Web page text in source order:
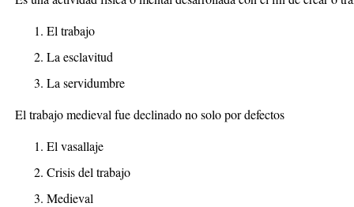
El trabajo
La esclavitud
La servidumbre
El trabajo medieval fue declinado no solo por defectos
El vasallaje
Crisis del trabajo
Medieval